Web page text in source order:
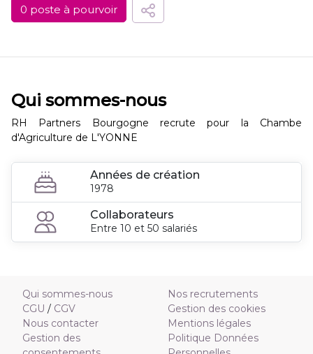
0 poste à pourvoir
Qui sommes-nous
RH Partners Bourgogne recrute pour la Chambe
d'Agriculture de L'YONNE
Années de création
1978
Collaborateurs
Entre 10 et 50 salariés
Qui sommes-nous
CGU / CGV
Nous contacter
Gestion des
Nos recrutements
Gestion des cookies
Mentions légales
Politique Données